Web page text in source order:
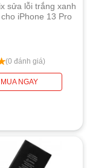
sửa lỗi trắng xanh
iPhone 13 Pro
(0 đánh giá)
MUA NGAY